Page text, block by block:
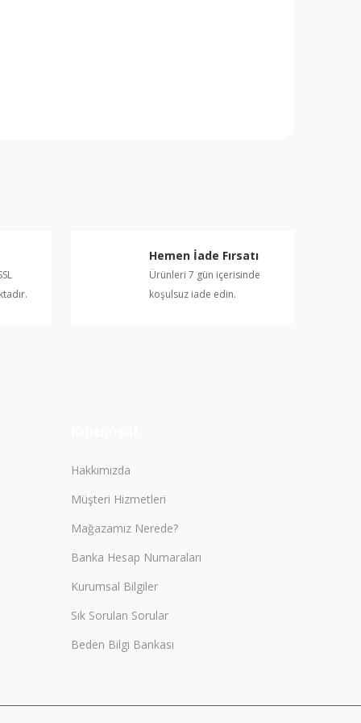
Hemen İade Fırsatı
Ürünleri 7 gün içerisinde
koşulsuz iade edin.
Hakkımızda
Müşteri Hizmetleri
Mağazamız Nerede?
Banka Hesap Numaraları
Kurumsal Bilgiler
Sık Sorulan Sorular
Beden Bilgi Bankası